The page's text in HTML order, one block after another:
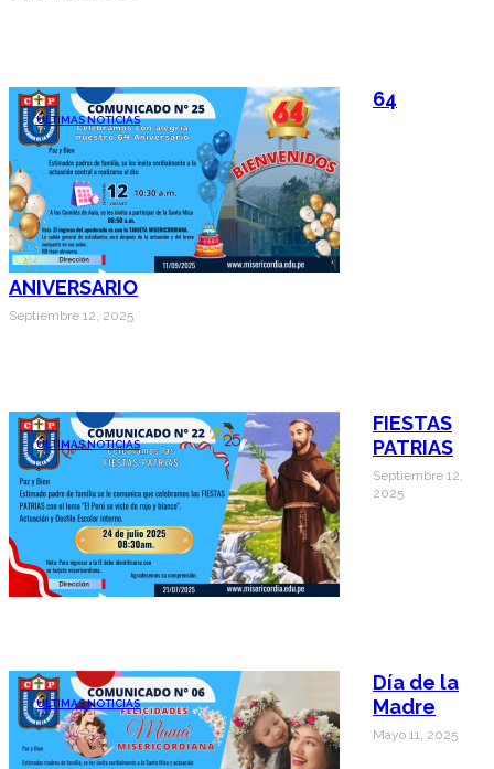
ÚLTIMAS NOTICIAS
64
ANIVERSARIO
Septiembre 12, 2025
ÚLTIMAS NOTICIAS
FIESTAS
PATRIAS
Septiembre 12,
2025
ÚLTIMAS NOTICIAS
Día de la
Madre
Mayo 11, 2025